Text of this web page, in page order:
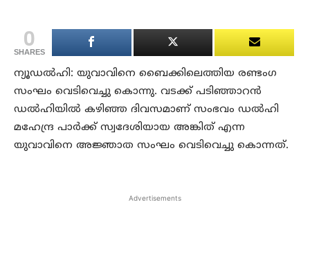
0
SHARES
ന്യൂഡല്‍ഹി: യുവാവിനെ ബൈക്കിലെത്തിയ രണ്ടംഗ
സംഘം വെടിവെച്ചു കൊന്നു. വടക്ക് പടിഞ്ഞാറന്‍
ഡല്‍ഹിയില്‍ കഴിഞ്ഞ ദിവസമാണ് സംഭവം ഡല്‍ഹി
മഹേന്ദ്ര പാര്‍ക്ക് സ്വദേശിയായ അങ്കിത് എന്ന
യുവാവിനെ അജ്ഞാത സംഘം വെടിവെച്ചു കൊന്നത്.
Advertisements